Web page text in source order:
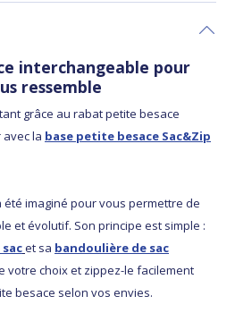
interchangeable pour
ressemble
grâce au rabat petite besace
la base petite besace Sac&Zip
été imaginé pour vous permettre de
et évolutif. Son principe est simple :
et sa bandoulière de sac
votre choix et zippez-le facilement
besace selon vos envies.